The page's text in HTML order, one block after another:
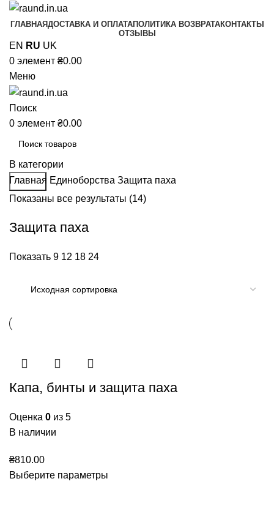
ГЛАВНАЯДОСТАВКА И ОПЛАТАПОЛИТИКА ВОЗВРАТАКОНТАКТЫ
ОТЗЫВЫ
EN RU UK
0 элемент ₴0.00
Меню
Поиск
0 элемент ₴0.00
В категории
Поиск
Главная Единоборства Защита паха
Показаны все результаты (14)
Защита паха
Показать 9 12 18 24
Капа, бинты и защита паха
Оценка 0 из 5
В наличии
₴810.00
Выберите параметры